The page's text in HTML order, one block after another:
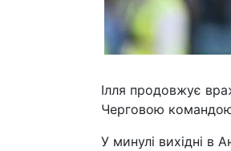
Ілля продовжує
Черговою
У минулі вихідні в